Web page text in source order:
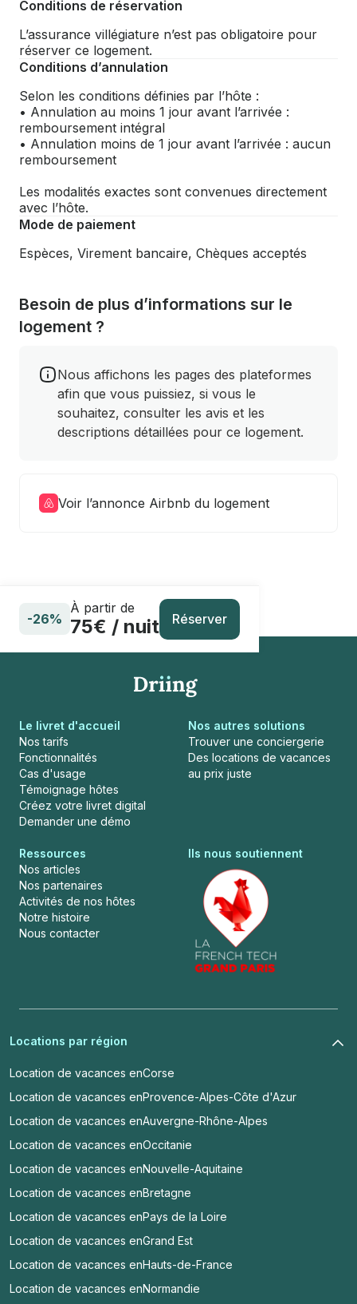
Conditions de réservation
L’assurance villégiature n’est pas obligatoire pour
réserver ce logement.
Conditions d’annulation
Selon les conditions définies par l’hôte :
• Annulation au moins 1 jour avant l’arrivée :
remboursement intégral
• Annulation moins de 1 jour avant l’arrivée : aucun
remboursement
Les modalités exactes sont convenues directement
avec l’hôte.
Mode de paiement
Espèces, Virement bancaire, Chèques acceptés
Besoin de plus d’informations sur le
logement ?
Nous affichons les pages des plateformes
afin que vous puissiez, si vous le
souhaitez, consulter les avis et les
descriptions détaillées pour ce logement.
Voir l’annonce Airbnb du logement
-26%
À partir de
75€ / nuit Réserver
Le livret d'accueil
Nos tarifs
Fonctionnalités
Cas d'usage
Témoignage hôtes
Créez votre livret digital
Demander une démo
Nos autres solutions
Trouver une conciergerie
Des locations de vacances
au prix juste
Ressources
Nos articles
Nos partenaires
Activités de nos hôtes
Notre histoire
Nous contacter
Ils nous soutiennent
Locations par région
Location de vacances enCorse
Location de vacances enProvence-Alpes-Côte d'Azur
Location de vacances enAuvergne-Rhône-Alpes
Location de vacances enOccitanie
Location de vacances enNouvelle-Aquitaine
Location de vacances enBretagne
Location de vacances enPays de la Loire
Location de vacances enGrand Est
Location de vacances enHauts-de-France
Location de vacances enNormandie